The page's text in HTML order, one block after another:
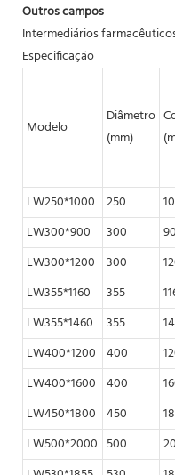
Outros campos
Intermediários
Especificação
Modelo
Diâmetro
(mm)
LW250*1000 250
LW300*900
300
LW300*1200
300
LW355*1160
355
LW355*1460
355
LW400*1200 400
LW400*1600 400
LW450*1800 450
LW500*2000 500